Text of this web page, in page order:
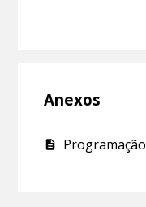
Anexos
Programação